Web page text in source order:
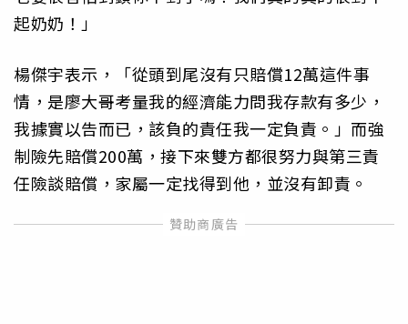
起奶奶！」
楊傑宇表示，「從頭到尾沒有只賠償12萬這件事
情，是廖大哥考量我的經濟能力問我存款有多少，
我據實以告而已，該負的責任我一定負責。」而強
制險先賠償200萬，接下來雙方都很努力與第三責
任險談賠償，家屬一定找得到他，並沒有卸責。